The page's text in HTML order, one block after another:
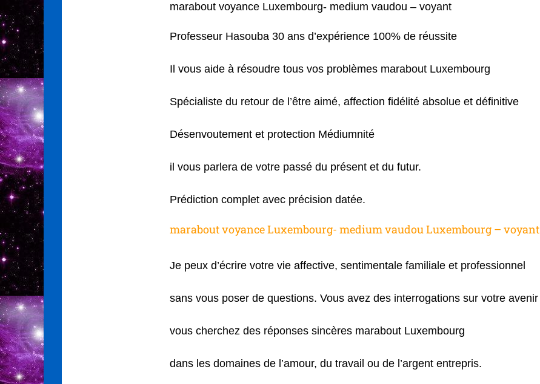
marabout voyance Luxembourg- medium vaudou – voyant
Professeur Hasouba 30 ans d’expérience 100% de réussite
Il vous aide à résoudre tous vos problèmes marabout Luxembourg
Spécialiste du retour de l’être aimé, affection fidélité absolue et définitive
Désenvoutement et protection Médiumnité
il vous parlera de votre passé du présent et du futur.
Prédiction complet avec précision datée.
marabout voyance Luxembourg- medium vaudou Luxembourg – voyant
Je peux d’écrire votre vie affective, sentimentale familiale et professionnel
sans vous poser de questions. Vous avez des interrogations sur votre avenir
vous cherchez des réponses sincères marabout Luxembourg
dans les domaines de l’amour, du travail ou de l’argent entrepris.